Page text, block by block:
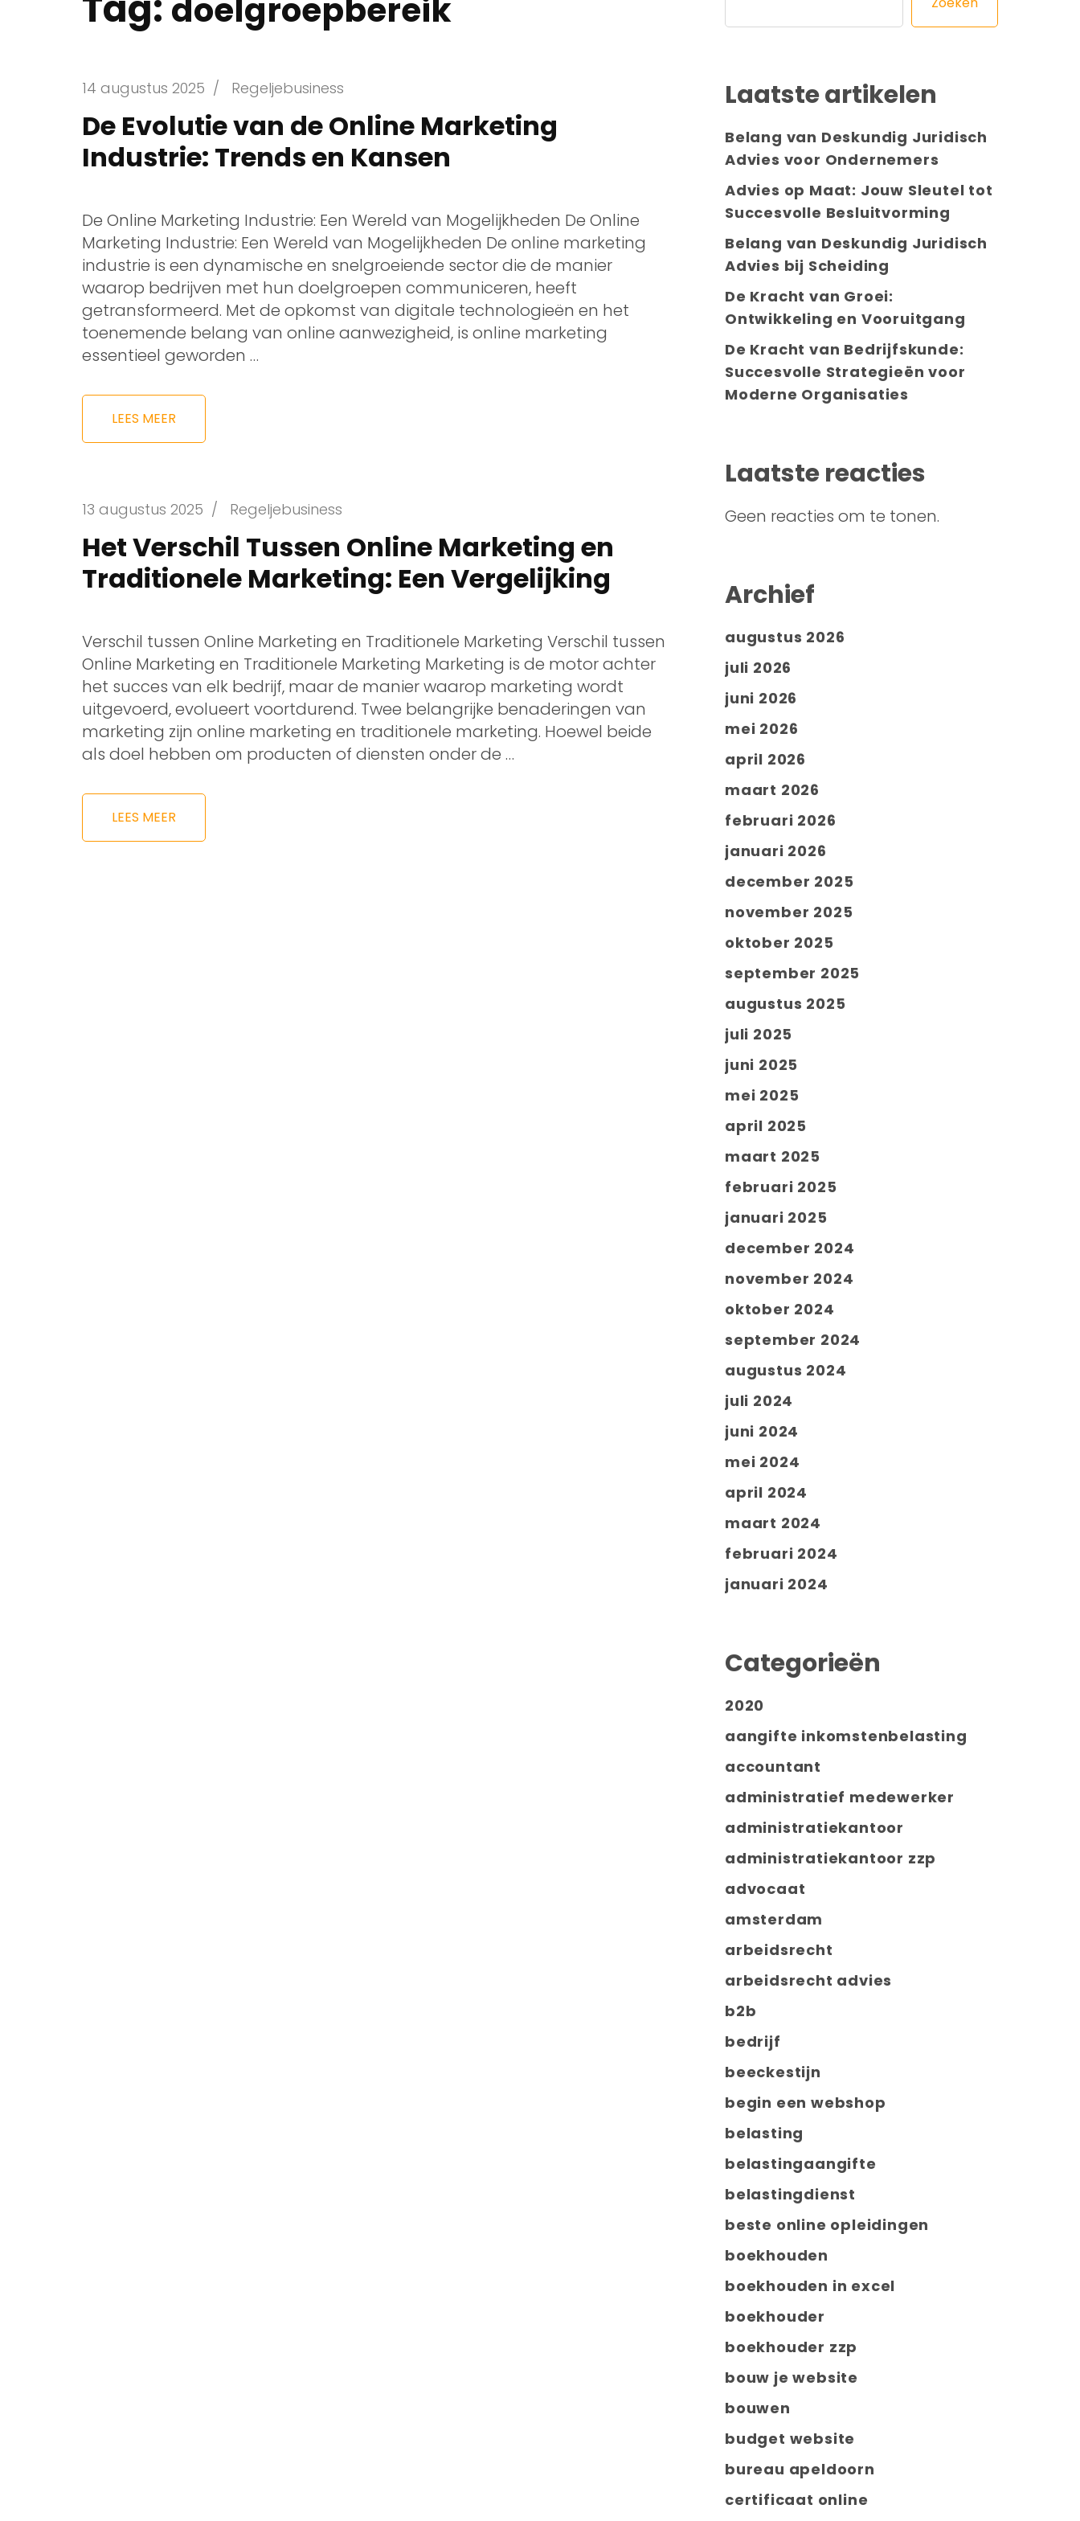
doelgroepbereik
14 augustus 2025 / Regeljebusiness
De Evolutie van de Online Marketing
Industrie: Trends en Kansen
De Online Marketing Industrie: Een Wereld van Mogelijkheden De Online
Marketing Industrie: Een Wereld van Mogelijkheden De online marketing
industrie is een dynamische en snelgroeiende sector die de manier
waarop bedrijven met hun doelgroepen communiceren, heeft
getransformeerd. Met de opkomst van digitale technologieën en het
toenemende belang van online aanwezigheid, is online marketing
essentieel geworden …
LEES MEER
13 augustus 2025 / Regeljebusiness
Het Verschil Tussen Online Marketing en
Traditionele Marketing: Een Vergelijking
Verschil tussen Online Marketing en Traditionele Marketing Verschil tussen
Online Marketing en Traditionele Marketing Marketing is de motor achter
het succes van elk bedrijf, maar de manier waarop marketing wordt
uitgevoerd, evolueert voortdurend. Twee belangrijke benaderingen van
marketing zijn online marketing en traditionele marketing. Hoewel beide
als doel hebben om producten of diensten onder de …
LEES MEER
Laatste artikelen
Belang van Deskundig Juridisch
Advies voor Ondernemers
Advies op Maat: Jouw Sleutel tot
Succesvolle Besluitvorming
Belang van Deskundig Juridisch
Advies bij Scheiding
De Kracht van Groei:
Ontwikkeling en Vooruitgang
De Kracht van Bedrijfskunde:
Succesvolle Strategieën voor
Moderne Organisaties
Laatste reacties
Geen reacties om te tonen.
Archief
augustus 2026
juli 2026
juni 2026
mei 2026
april 2026
maart 2026
februari 2026
januari 2026
december 2025
november 2025
oktober 2025
september 2025
augustus 2025
juli 2025
juni 2025
mei 2025
april 2025
maart 2025
februari 2025
januari 2025
december 2024
november 2024
oktober 2024
september 2024
augustus 2024
juli 2024
juni 2024
mei 2024
april 2024
maart 2024
februari 2024
januari 2024
Categorieën
2020
aangifte inkomstenbelasting
accountant
administratief medewerker
administratiekantoor
administratiekantoor zzp
advocaat
amsterdam
arbeidsrecht
arbeidsrecht advies
b2b
bedrijf
beeckestijn
begin een webshop
belasting
belastingaangifte
belastingdienst
beste online opleidingen
boekhouden
boekhouden in excel
boekhouder
boekhouder zzp
bouw je website
bouwen
budget website
bureau apeldoorn
certificaat online